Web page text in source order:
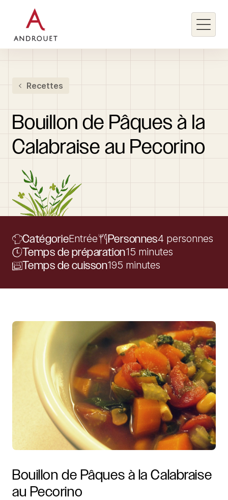
Rechercher un mot clé
Recettes
Bouillon de Pâques à la
Calabraise au Pecorino
CatégorieEntrée Personnes4 personnes
Temps de préparation15 minutes
Temps de cuisson195 minutes
Bouillon de Pâques à la Calabraise
au Pecorino